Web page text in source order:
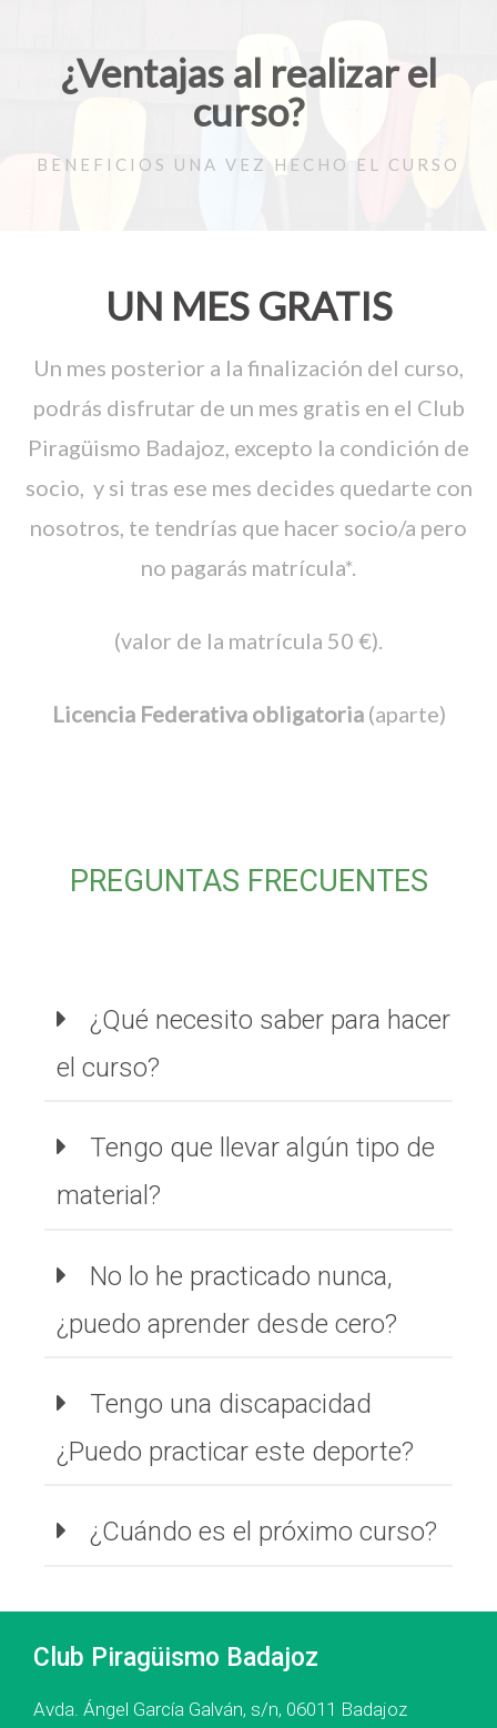
¿Ventajas al realizar el
curso?
BENEFICIOS UNA VEZ HECHO EL CURSO
UN MES GRATIS
Un mes posterior a la finalización del curso,
podrás disfrutar de un mes gratis en el Club
Piragüismo Badajoz, excepto la condición de
socio, y si tras ese mes decides quedarte con
nosotros, te tendrías que hacer socio/a pero
no pagarás matrícula*.
(valor de la matrícula 50 €).
Licencia Federativa obligatoria(aparte)
PREGUNTAS FRECUENTES
¿Qué necesito saber para hacer
el curso?
Tengo que llevar algún tipo de
material?
No lo he practicado nunca,
¿puedo aprender desde cero?
Tengo una discapacidad
¿Puedo practicar este deporte?
¿Cuándo es el próximo curso?
Club Piragüismo Badajoz
Avda. Ángel García Galván, s/n, 06011 Badajoz